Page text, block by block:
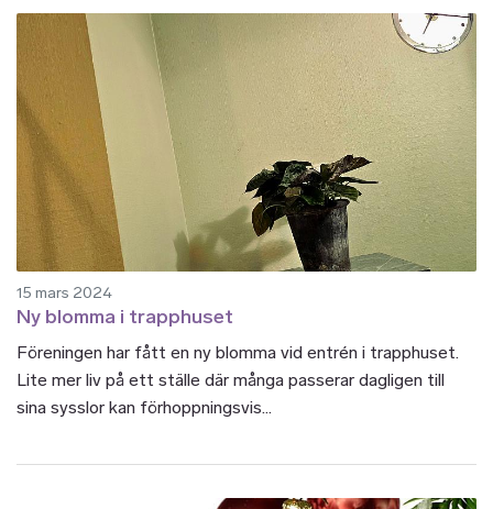
15 mars 2024
Ny blomma i trapphuset
Föreningen har fått en ny blomma vid entrén i trapphuset.
Lite mer liv på ett ställe där många passerar dagligen till
sina sysslor kan förhoppningsvis...